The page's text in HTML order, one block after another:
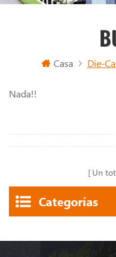
Casa Die-
Nada!!
Un
Categorías